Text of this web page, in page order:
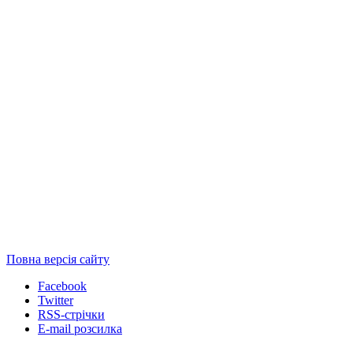
Повна версія сайту
Facebook
Twitter
RSS-стрічки
E-mail розсилка